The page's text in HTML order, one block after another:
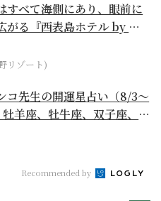
すべて海側にあり、眼前に
がる『西表島ホテル by 星
リゾート)
コ先生の開運星占い（8/3～
羊座、牡牛座、双子座、蟹
Recommended by